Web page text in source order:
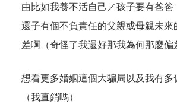
由比如我養不活自己／孩子要有爸爸
還子有個不負責任的父親或母親未來
差啊（奇怪了我還好那我為何那麼偏
想看更多婚姻這個大騙局以及我有多
（我直銷嗎）